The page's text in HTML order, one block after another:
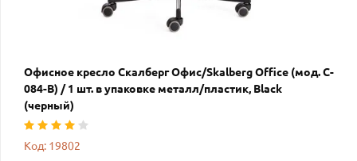
Офисное кресло Скалберг Офис/Skalberg Office (мод. C-
084-B) / 1 шт. в упаковке металл/пластик, Black
(черный)
Код: 19802